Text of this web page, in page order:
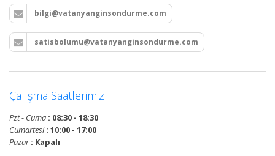
bilgi@vatanyanginsondurme.com
satisbolumu@vatanyanginsondurme.com
Çalışma Saatlerimiz
Pzt - Cuma : 08:30 - 18:30
Cumartesi: 10:00 - 17:00
Pazar: Kapalı